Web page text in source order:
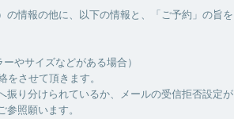
情報の他に、以下の情報と、「ご予約」の旨を
やサイズなどがある場合）
をさせて頂きます。
振り分けられているか、メールの受信拒否設定が
照願います。